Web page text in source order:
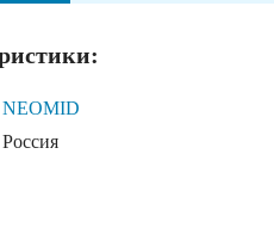
NEOMID
Россия